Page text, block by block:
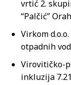
vrtić 2.
“Palčić”
Virkom
otpadnih
Virovitičko-
inkluzija